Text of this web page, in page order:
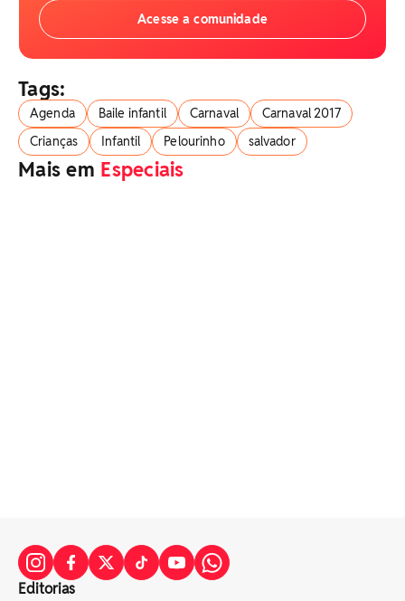
Acesse a comunidade
Tags:
Agenda Baile infantil Carnaval
Carnaval 2017
Crianças
Infantil Pelourinho salvador
Mais em Especiais
Editorias